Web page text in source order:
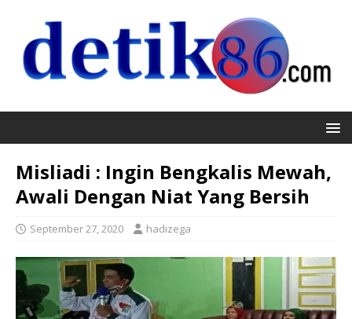
Misliadi : Ingin Bengkalis Mewah,
Awali Dengan Niat Yang Bersih
September 27, 2020 hadizega